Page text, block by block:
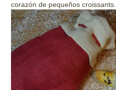
corazón de pequeños croissants.